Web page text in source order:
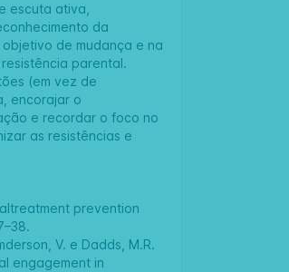
escuta ativa,
da
de mudança e na
parental.
(em vez de
encorajar o
e recordar o foco no
as resistências e
prevention
V. e Dadds, M.R.
engagement in